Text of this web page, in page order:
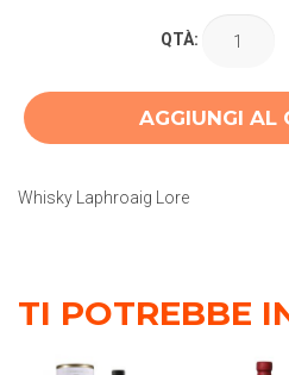
QTÀ:
AGGIUNGI AL
Whisky Laphroaig Lore
TI POTREBBE